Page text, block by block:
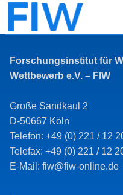
Forschungsinstitut für
Wettbewerb e.V. – FIW
Große Sandkaul 2
D-50667 Köln
Telefon: +49 (0) 221 / 12
Telefax: +49 (0) 221 / 12
E-Mail: fiw@fiw-online.de